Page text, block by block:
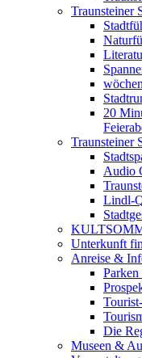
Traunsteiner
20
Traunsteiner
Audio
Lindl-
Unterkunft
Anreise &
Parken
Die
Museen &